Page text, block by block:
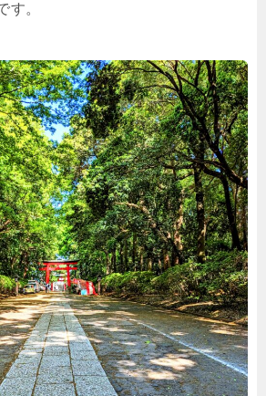
す。